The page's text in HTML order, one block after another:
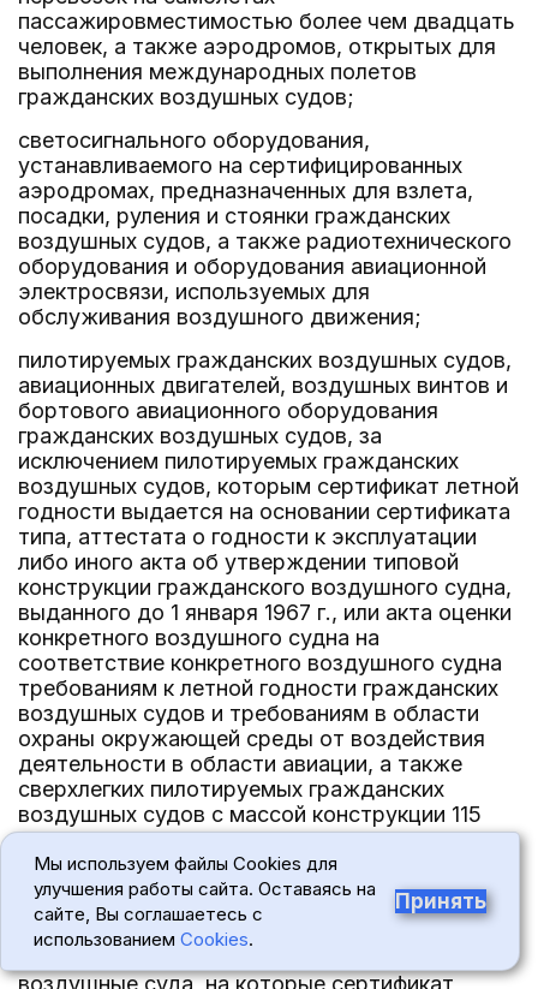
пассажировместимостью более чем двадцать
человек, а также аэродромов, открытых для
выполнения международных полетов
гражданских воздушных судов;
светосигнального оборудования,
устанавливаемого на сертифицированных
аэродромах, предназначенных для взлета,
посадки, руления и стоянки гражданских
воздушных судов, а также радиотехнического
оборудования и оборудования авиационной
электросвязи, используемых для
обслуживания воздушного движения;
пилотируемых гражданских воздушных судов,
авиационных двигателей, воздушных винтов и
бортового авиационного оборудования
гражданских воздушных судов, за
исключением пилотируемых гражданских
воздушных судов, которым сертификат летной
годности выдается на основании сертификата
типа, аттестата о годности к эксплуатации
либо иного акта об утверждении типовой
конструкции гражданского воздушного судна,
выданного до 1 января 1967 г., или акта оценки
конкретного воздушного судна на
соответствие конкретного воздушного судна
требованиям к летной годности гражданских
воздушных судов и требованиям в области
охраны окружающей среды от воздействия
деятельности в области авиации, а также
сверхлегких пилотируемых гражданских
воздушных судов с массой конструкции 115
килограммов и менее;
беспилотных авиационных систем и (или) их
элементов, за исключением беспилотных
авиационных систем и (или) их элементов,
воздушные суда, на которые сертификат
Мы используем файлы Cookies для
улучшения работы сайта. Оставаясь на
сайте, Вы соглашаетесь с
использованием Cookies.
Принять